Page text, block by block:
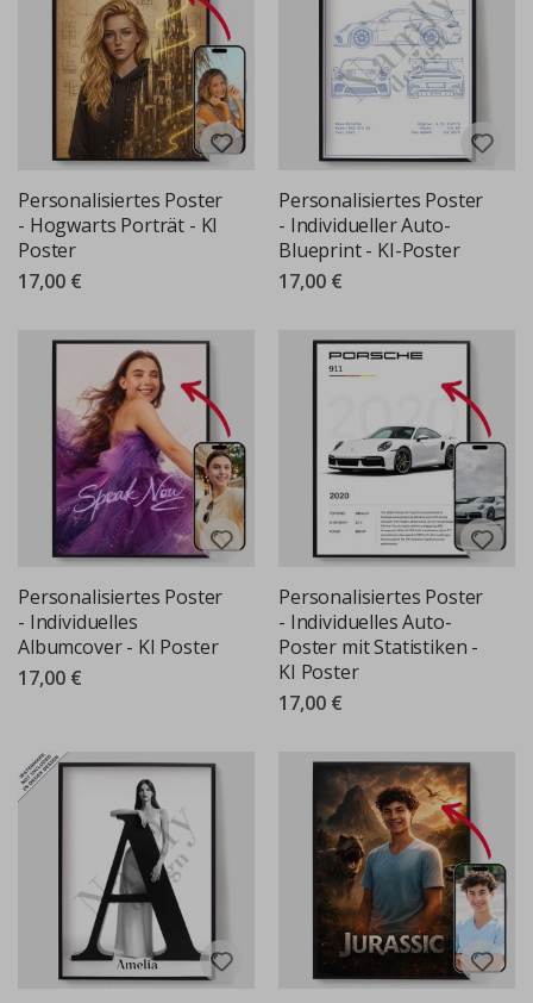
Personalisiertes Poster
- Hogwarts Porträt - KI
Poster
17,00 €
Personalisiertes Poster
- Individueller Auto-
Blueprint - KI-Poster
17,00 €
Personalisiertes Poster
- Individuelles
Albumcover - KI Poster
17,00 €
Personalisiertes Poster
- Individuelles Auto-
Poster mit Statistiken -
KI Poster
17,00 €